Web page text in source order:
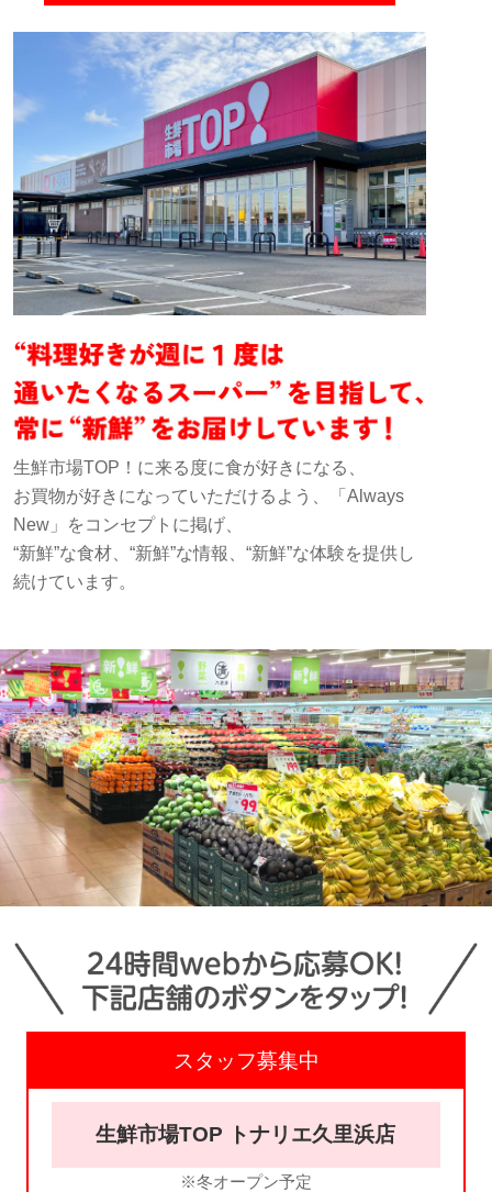
生鮮市場TOP！に来る度に食が好きになる、
お買物が好きになっていただけるよう、「Always
New」をコンセプトに掲げ、
“新鮮”な食材、“新鮮”な情報、“新鮮”な体験を提供し
続けています。
スタッフ募集中
生鮮市場TOP トナリエ久里浜店
※冬オープン予定